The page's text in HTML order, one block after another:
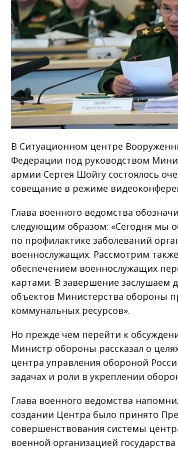
В Ситуационном центре
Федерации под руководством
армии Сергея Шойгу состоялось
совещание в режиме
Глава военного ведомства
следующим образом: «Сегодня мы
по профилактике заболеваний
военнослужащих. Рассмотрим
обеспечением военнослужащих
картами. В завершение заслушаем
объектов Министерства обороны
коммунальных ресурсов».
Но прежде чем перейти к
Министр обороны рассказал о
центра управления обороной
задачах и роли в укреплении
Глава военного ведомства
создании Центра было принято
совершенствования системы
военной организацией